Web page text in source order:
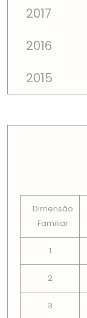
2017
2016
2015
Dimensão
Familiar
1
2
3